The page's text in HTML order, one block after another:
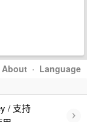
About · Language
/ 支持
›